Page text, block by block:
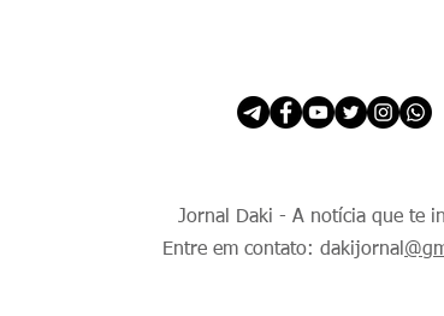
Jornal Daki - A notícia que te
Entre em contato: dakijornal